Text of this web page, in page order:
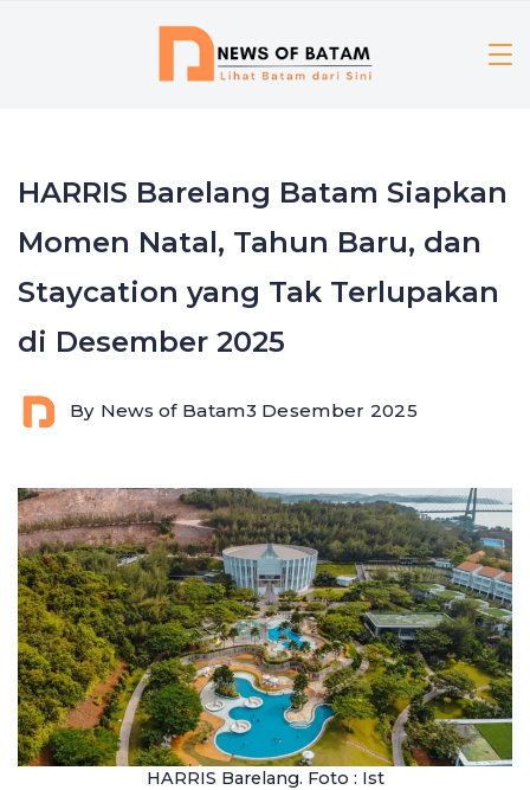
HARRIS Barelang Batam Siapkan
Momen Natal, Tahun Baru, dan
Staycation yang Tak Terlupakan
di Desember 2025
By News of Batam3 Desember 2025
HARRIS Barelang. Foto : Ist